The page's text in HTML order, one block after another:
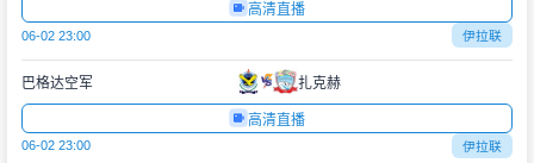
高清直播
06-02 23:00 伊拉联
巴格达空军 扎克赫
高清直播
06-02 23:00 伊拉联